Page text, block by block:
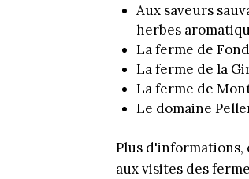
Aux saveurs
herbes
La ferme de
La ferme de la
La ferme de
Le domaine
Plus d'informations,
aux visites des